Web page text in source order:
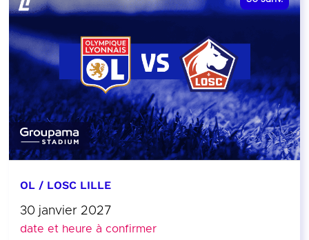
OL / LOSC LILLE
30 janvier 2027
date et heure à confirmer